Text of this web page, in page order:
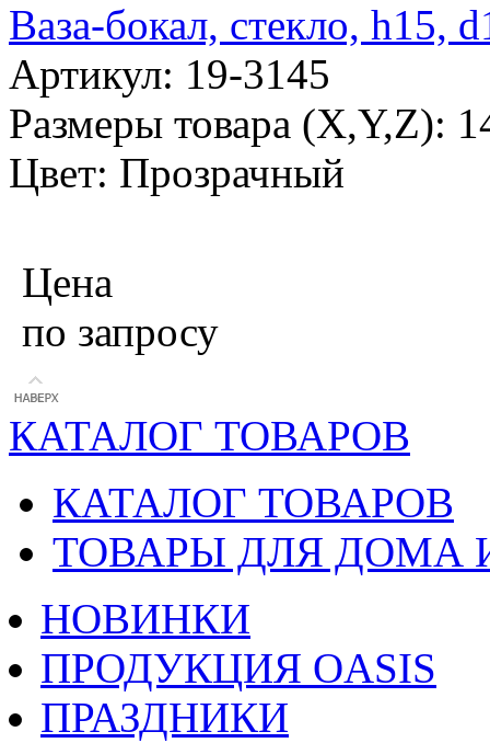
Ваза-бокал, стекло, h15,
Артикул: 19-3145
Размеры товара (X,Y,Z):
Цвет: Прозрачный
Цена
по запросу
КАТАЛОГ ТОВАРОВ
КАТАЛОГ ТОВАРОВ
ТОВАРЫ ДЛЯ ДОМА
НОВИНКИ
ПРОДУКЦИЯ OASIS
ПРАЗДНИКИ